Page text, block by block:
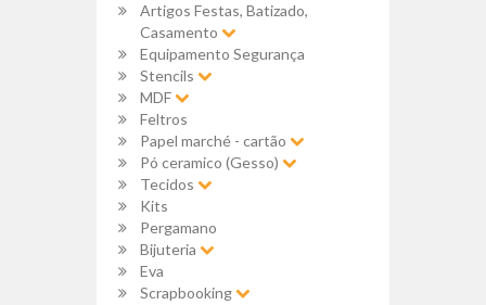
Artigos Festas, Batizado,
Casamento
Equipamento Segurança
Stencils
MDF
Feltros
Papel marché - cartão
Pó ceramico (Gesso)
Tecidos
Kits
Pergamano
Bijuteria
Eva
Scrapbooking